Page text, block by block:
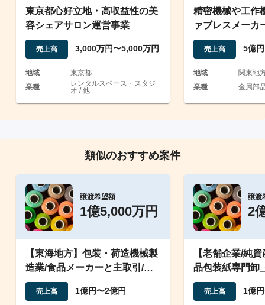
東京都心好立地・高収益性の美
容シェアサロン運営事業
売上高 3,000万円〜5,000万円
地域
東京都
業種
レンタルスペース・スタジ
オ / 他
精密機械や工作
ァブレスメーカ
売上高 5億
地域
関東地
業種
金属部
類似のおすすめ案件
譲渡希望額
1億5,000万円
【東海地方】包装・荷造機械製
造業/食品メーカーと主取引/自
社製造工場あり
売上高 1億円〜2億円
譲渡
2
【老舗企業/純
品包装紙専門卸
在_現金同等物
売上高 1億